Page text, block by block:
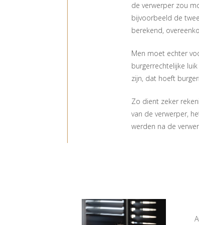
de verwerper zou
bijvoorbeeld de
berekend,
Men moet echter
burgerrechtelijke
zijn, dat hoeft
Zo dient zeker
van de verwerper,
werden na de